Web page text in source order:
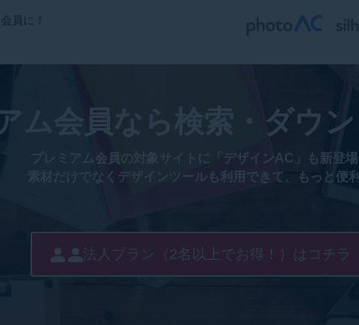
員に！
ム会員なら検索・ダウン
プレミアム会員の対象サイトに「デザインAC」も新登場
素材だけでなくデザインツールも利用できて、もっと便
法人プラン（2名以上でお得！）はコチラ